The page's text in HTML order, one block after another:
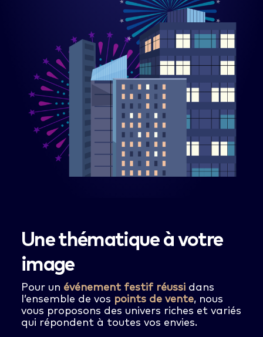
Une thématique à votre
image
Pour un événement festif réussi dans
l’ensemble de vos points de vente, nous
vous proposons des univers riches et variés
qui répondent à toutes vos envies.